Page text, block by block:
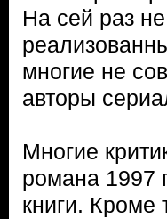
На сей раз
многие не
авторы
Многие
романа 1997
книги. Кроме